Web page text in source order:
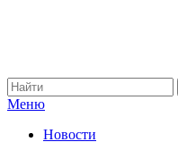
Меню
Новости